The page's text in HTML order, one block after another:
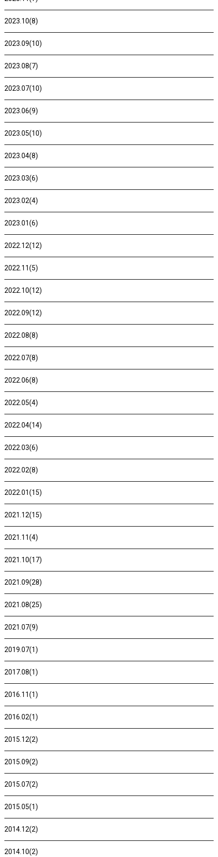
2023.10(8)
2023.09(10)
2023.08(7)
2023.07(10)
2023.06(9)
2023.05(10)
2023.04(8)
2023.03(6)
2023.02(4)
2023.01(6)
2022.12(12)
2022.11(5)
2022.10(12)
2022.09(12)
2022.08(8)
2022.07(8)
2022.06(8)
2022.05(4)
2022.04(14)
2022.03(6)
2022.02(8)
2022.01(15)
2021.12(15)
2021.11(4)
2021.10(17)
2021.09(28)
2021.08(25)
2021.07(9)
2019.07(1)
2017.08(1)
2016.11(1)
2016.02(1)
2015.12(2)
2015.09(2)
2015.07(2)
2015.05(1)
2014.12(2)
2014.10(2)